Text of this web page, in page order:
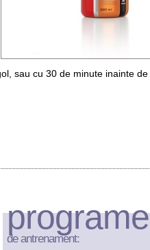
sau cu 30 de minute inainte de
programe
de antrenament: